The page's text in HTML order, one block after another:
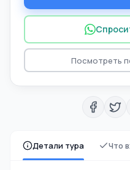
Детали тура Что
Посмотреть